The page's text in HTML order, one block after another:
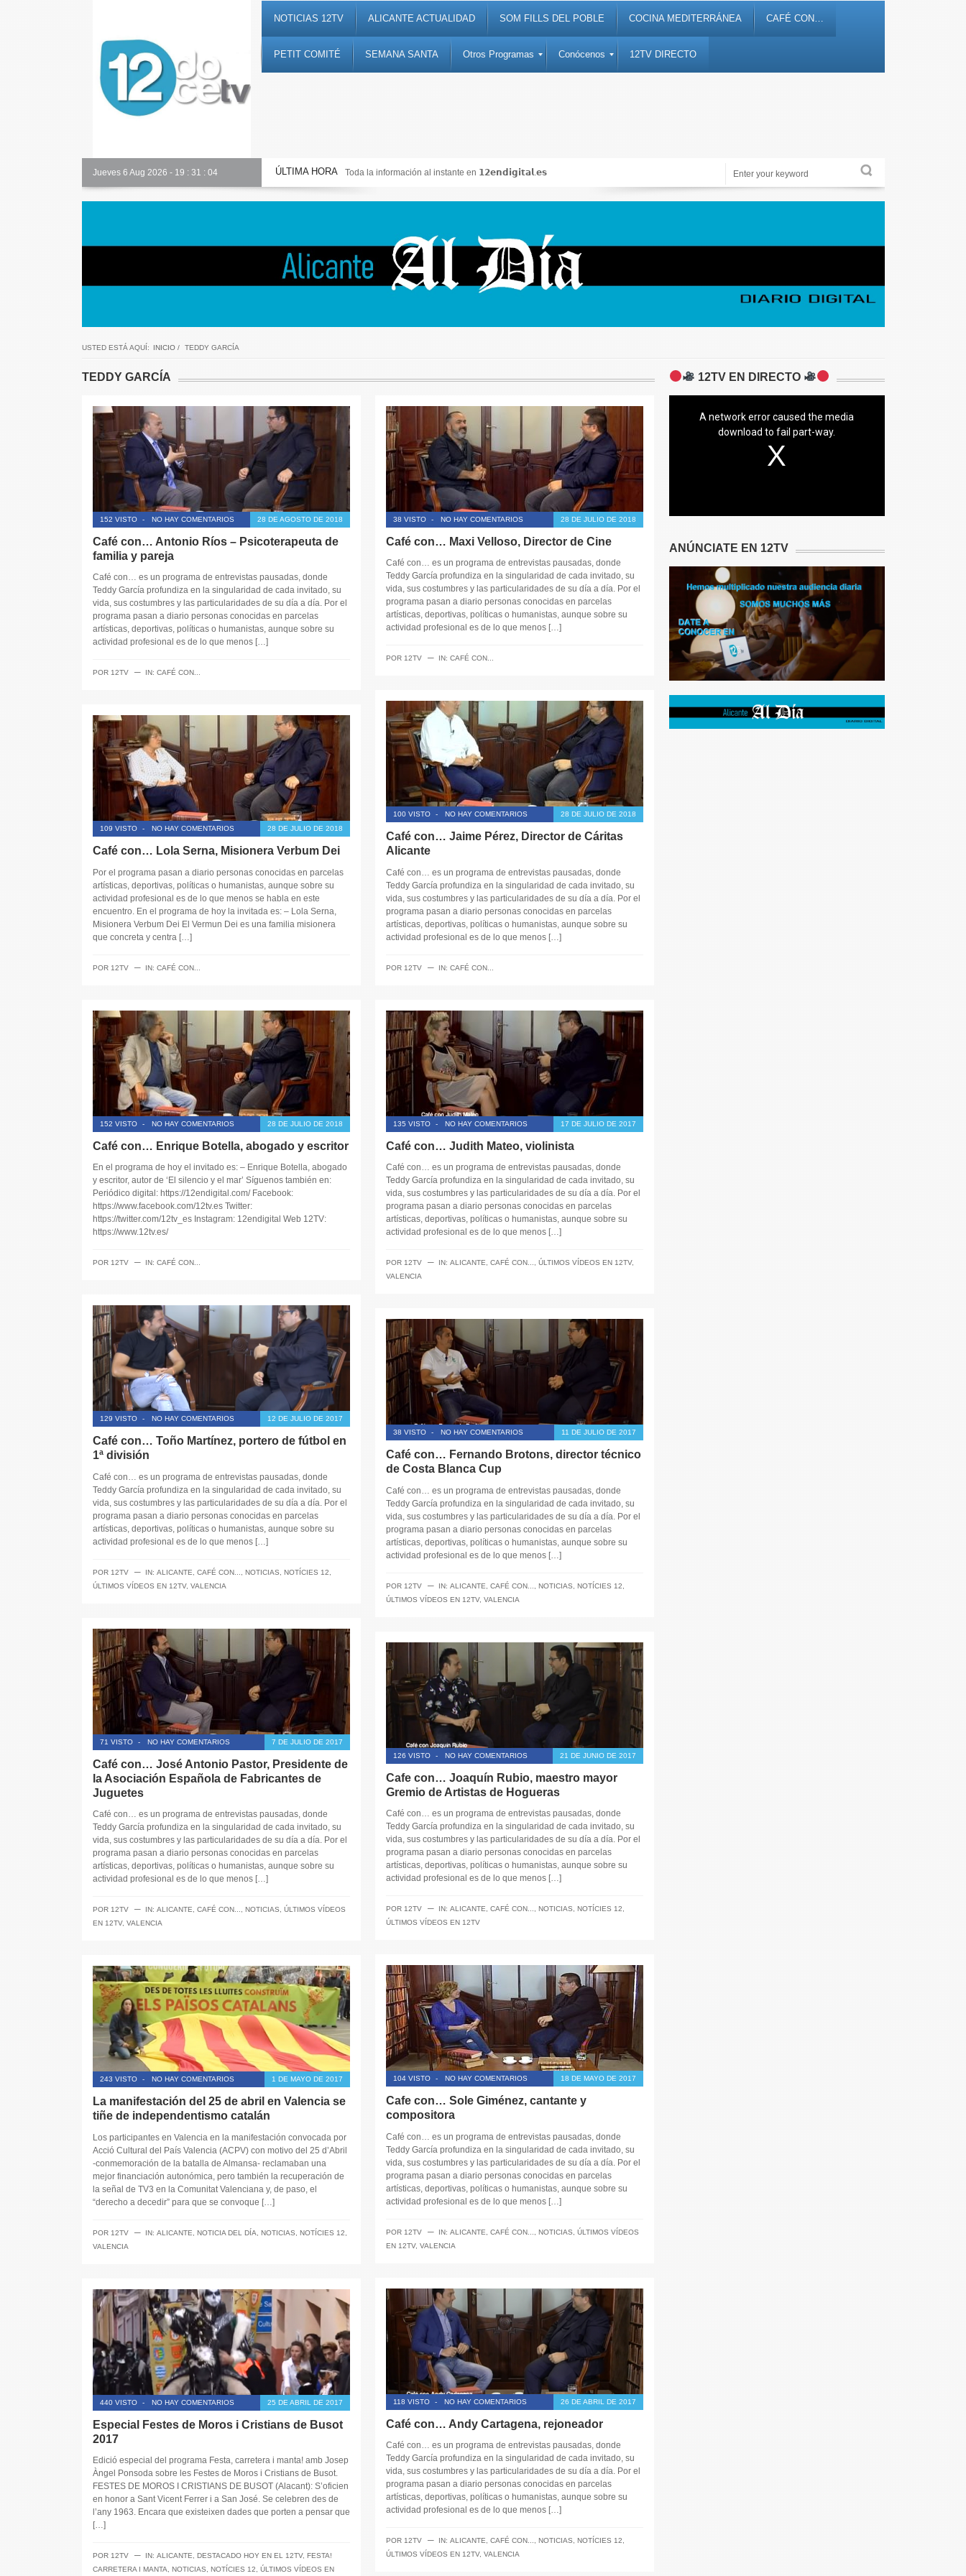
NOTICIAS 12TV ALICANTE ACTUALIDAD SOM FILLS DEL POBLE COCINA MEDITERRÁNEA CAFÉ CON…
PETIT COMITÉ SEMANA SANTA Otros Programas Conócenos 12TV DIRECTO
Jueves 6 Aug 2026 - 19 : 31 : 06 ÚLTIMA HORA
Alicante Actualidad Toda la información al instante en 𝟭𝟮𝗲𝗻𝗱𝗶𝗴𝗶𝘁𝗮𝗹.𝗲𝘀 Noticias, debates, fiestas, cultura, ocio y entretenimiento
USTED ESTÁ AQUÍ: INICIO/ TEDDY GARCÍA
TEDDY GARCÍA
152 VISTO - NO HAY COMENTARIOS 28 DE AGOSTO DE 2018
Café con… Antonio Ríos – Psicoterapeuta de
familia y pareja
Café con… es un programa de entrevistas pausadas, donde
Teddy García profundiza en la singularidad de cada invitado, su
vida, sus costumbres y las particularidades de su día a día. Por el
programa pasan a diario personas conocidas en parcelas
artísticas, deportivas, políticas o humanistas, aunque sobre su
actividad profesional es de lo que menos […]
POR 12TV ─ IN: CAFÉ CON...
38 VISTO - NO HAY COMENTARIOS 28 DE JULIO DE 2018
Café con… Maxi Velloso, Director de Cine
Café con… es un programa de entrevistas pausadas, donde
Teddy García profundiza en la singularidad de cada invitado, su
vida, sus costumbres y las particularidades de su día a día. Por el
programa pasan a diario personas conocidas en parcelas
artísticas, deportivas, políticas o humanistas, aunque sobre su
actividad profesional es de lo que menos […]
POR 12TV ─ IN: CAFÉ CON...
100 VISTO - NO HAY COMENTARIOS 28 DE JULIO DE 2018
Café con… Jaime Pérez, Director de Cáritas
Alicante
Café con… es un programa de entrevistas pausadas, donde
Teddy García profundiza en la singularidad de cada invitado, su
vida, sus costumbres y las particularidades de su día a día. Por el
programa pasan a diario personas conocidas en parcelas
artísticas, deportivas, políticas o humanistas, aunque sobre su
actividad profesional es de lo que menos […]
POR 12TV ─ IN: CAFÉ CON...
109 VISTO - NO HAY COMENTARIOS 28 DE JULIO DE 2018
Café con… Lola Serna, Misionera Verbum Dei
Por el programa pasan a diario personas conocidas en parcelas
artísticas, deportivas, políticas o humanistas, aunque sobre su
actividad profesional es de lo que menos se habla en este
encuentro. En el programa de hoy la invitada es: – Lola Serna,
Misionera Verbum Dei El Vermun Dei es una familia misionera
que concreta y centra […]
POR 12TV ─ IN: CAFÉ CON...
152 VISTO - NO HAY COMENTARIOS 28 DE JULIO DE 2018
Café con… Enrique Botella, abogado y escritor
En el programa de hoy el invitado es: – Enrique Botella, abogado
y escritor, autor de ‘El silencio y el mar’ Síguenos también en:
Periódico digital: https://12endigital.com/ Facebook:
https://www.facebook.com/12tv.es Twitter:
https://twitter.com/12tv_es Instagram: 12endigital Web 12TV:
https://www.12tv.es/
POR 12TV ─ IN: CAFÉ CON...
135 VISTO - NO HAY COMENTARIOS 17 DE JULIO DE 2017
Café con… Judith Mateo, violinista
Café con… es un programa de entrevistas pausadas, donde
Teddy García profundiza en la singularidad de cada invitado, su
vida, sus costumbres y las particularidades de su día a día. Por el
programa pasan a diario personas conocidas en parcelas
artísticas, deportivas, políticas o humanistas, aunque sobre su
actividad profesional es de lo que menos […]
POR 12TV ─ IN: ALICANTE CAFÉ CON... ÚLTIMOS VÍDEOS EN 12TV,
VALENCIA
129 VISTO - NO HAY COMENTARIOS 12 DE JULIO DE 2017
Café con… Toño Martínez, portero de fútbol en
1ª división
Café con… es un programa de entrevistas pausadas, donde
Teddy García profundiza en la singularidad de cada invitado, su
vida, sus costumbres y las particularidades de su día a día. Por el
programa pasan a diario personas conocidas en parcelas
artísticas, deportivas, políticas o humanistas, aunque sobre su
actividad profesional es de lo que menos […]
POR 12TV ─ IN: ALICANTE CAFÉ CON... NOTICIAS NOTÍCIES 12
ÚLTIMOS VÍDEOS EN 12TV, VALENCIA
38 VISTO - NO HAY COMENTARIOS 11 DE JULIO DE 2017
Café con… Fernando Brotons, director técnico
de Costa Blanca Cup
Café con… es un programa de entrevistas pausadas, donde
Teddy García profundiza en la singularidad de cada invitado, su
vida, sus costumbres y las particularidades de su día a día. Por el
programa pasan a diario personas conocidas en parcelas
artísticas, deportivas, políticas o humanistas, aunque sobre su
actividad profesional es de lo que menos […]
POR 12TV ─ IN: ALICANTE CAFÉ CON... NOTICIAS NOTÍCIES 12
ÚLTIMOS VÍDEOS EN 12TV, VALENCIA
71 VISTO - NO HAY COMENTARIOS 7 DE JULIO DE 2017
Café con… José Antonio Pastor, Presidente de
la Asociación Española de Fabricantes de
Juguetes
Café con… es un programa de entrevistas pausadas, donde
Teddy García profundiza en la singularidad de cada invitado, su
vida, sus costumbres y las particularidades de su día a día. Por el
programa pasan a diario personas conocidas en parcelas
artísticas, deportivas, políticas o humanistas, aunque sobre su
actividad profesional es de lo que menos […]
POR 12TV ─ IN: ALICANTE CAFÉ CON... NOTICIAS
ÚLTIMOS VÍDEOS
EN 12TV, VALENCIA
126 VISTO - NO HAY COMENTARIOS 21 DE JUNIO DE 2017
Cafe con… Joaquín Rubio, maestro mayor
Gremio de Artistas de Hogueras
Café con… es un programa de entrevistas pausadas, donde
Teddy García profundiza en la singularidad de cada invitado, su
vida, sus costumbres y las particularidades de su día a día. Por el
programa pasan a diario personas conocidas en parcelas
artísticas, deportivas, políticas o humanistas, aunque sobre su
actividad profesional es de lo que menos […]
POR 12TV ─ IN: ALICANTE CAFÉ CON... NOTICIAS NOTÍCIES 12
ÚLTIMOS VÍDEOS EN 12TV
104 VISTO - NO HAY COMENTARIOS 18 DE MAYO DE 2017
Cafe con… Sole Giménez, cantante y
compositora
Café con… es un programa de entrevistas pausadas, donde
Teddy García profundiza en la singularidad de cada invitado, su
vida, sus costumbres y las particularidades de su día a día. Por el
programa pasan a diario personas conocidas en parcelas
artísticas, deportivas, políticas o humanistas, aunque sobre su
actividad profesional es de lo que menos […]
POR 12TV ─ IN: ALICANTE CAFÉ CON... NOTICIAS
ÚLTIMOS VÍDEOS
EN 12TV, VALENCIA
243 VISTO - NO HAY COMENTARIOS 1 DE MAYO DE 2017
La manifestación del 25 de abril en Valencia se
tiñe de independentismo catalán
Los participantes en Valencia en la manifestación convocada por
Acció Cultural del País Valencia (ACPV) con motivo del 25 d’Abril
-conmemoración de la batalla de Almansa- reclamaban una
mejor financiación autonómica, pero también la recuperación de
la señal de TV3 en la Comunitat Valenciana y, de paso, el
“derecho a decedir” para que se convoque […]
POR 12TV ─ IN: ALICANTE NOTICIA DEL DÍA NOTICIAS NOTÍCIES 12
VALENCIA
118 VISTO - NO HAY COMENTARIOS 26 DE ABRIL DE 2017
Café con… Andy Cartagena, rejoneador
Café con… es un programa de entrevistas pausadas, donde
Teddy García profundiza en la singularidad de cada invitado, su
vida, sus costumbres y las particularidades de su día a día. Por el
programa pasan a diario personas conocidas en parcelas
artísticas, deportivas, políticas o humanistas, aunque sobre su
actividad profesional es de lo que menos […]
POR 12TV ─ IN: ALICANTE CAFÉ CON... NOTICIAS NOTÍCIES 12
ÚLTIMOS VÍDEOS EN 12TV, VALENCIA
440 VISTO - NO HAY COMENTARIOS 25 DE ABRIL DE 2017
Especial Festes de Moros i Cristians de Busot
2017
Edició especial del programa Festa, carretera i manta! amb Josep
Àngel Ponsoda sobre les Festes de Moros i Cristians de Busot.
FESTES DE MOROS I CRISTIANS DE BUSOT (Alacant): S’oficien
en honor a Sant Vicent Ferrer i a San José. Se celebren des de
l’any 1963. Encara que existeixen dades que porten a pensar que
[…]
POR 12TV ─ IN: ALICANTE DESTACADO HOY EN EL 12TV, FESTA!
CARRETERA I MANTA
NOTICIAS NOTÍCIES 12 ÚLTIMOS VÍDEOS EN
12TV EN DIRECTO
A network error caused the media
download to fail part-way.
ANÚNCIATE EN 12TV